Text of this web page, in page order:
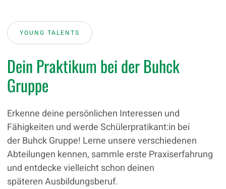
YOUNG TALENTS
Dein Praktikum bei der Buhck
Gruppe
Erkenne deine persönlichen Interessen und
Fähigkeiten und werde Schülerpratikant:in bei
der Buhck Gruppe! Lerne unsere verschiedenen
Abteilungen kennen, sammle erste Praxiserfahrung
und entdecke vielleicht schon deinen
späteren Ausbildungsberuf.